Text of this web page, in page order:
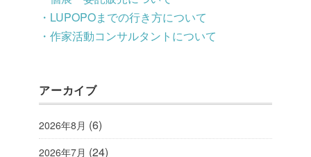
・LUPOPOまでの行き方について
・作家活動コンサルタントについて
アーカイブ
2026年8月 (6)
2026年7月 (24)